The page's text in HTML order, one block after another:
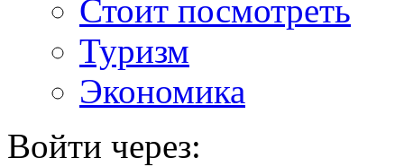
Стоит посмотреть
Туризм
Экономика
Войти через: